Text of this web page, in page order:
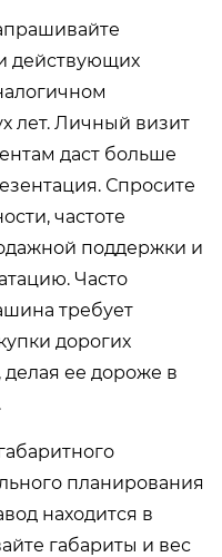
действующих
лет. Личный визит
даст больше
Спросите
частоте
поддержки и
Часто
требует
дорогих
ее дороже в
планирования
находится в
габариты и вес